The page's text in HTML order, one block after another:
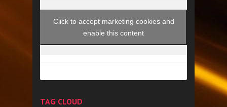
Click to accept marketing cookies and
enable this content
TAG CLOUD